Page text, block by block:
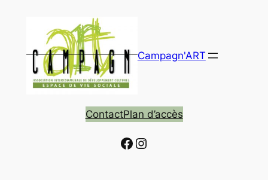
Campagn'ART
ContactPlan d’accès
Facebook
Instagram